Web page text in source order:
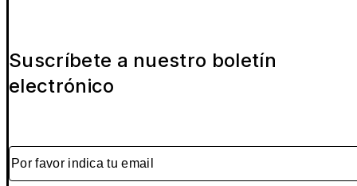
Suscríbete a nuestro boletín
electrónico
Por favor indica tu email